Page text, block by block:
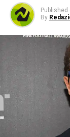
Published
By